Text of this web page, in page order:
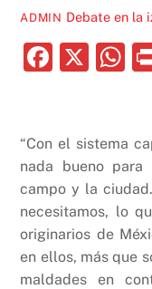
ADMIN Debate en la
F
e
b
o
o
k
X
s
A
p
p
“Con el sistema
nada bueno para
campo y la
necesitamos, lo
originarios de
en ellos, más que
maldades en